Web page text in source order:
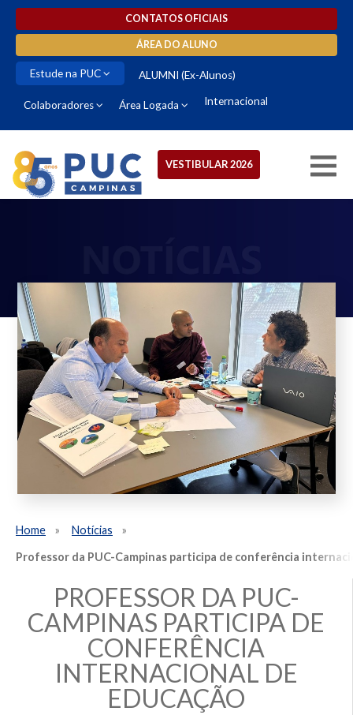
CONTATOS OFICIAIS
ÁREA DO ALUNO
Estude na PUC ALUMNI (Ex-Alunos)
Colaboradores Área Logada Internacional
VESTIBULAR 2026
Home
Notícias
Professor da PUC-Campinas participa de conferência
PROFESSOR DA PUC-
CAMPINAS PARTICIPA DE
CONFERÊNCIA
INTERNACIONAL DE
EDUCAÇÃO